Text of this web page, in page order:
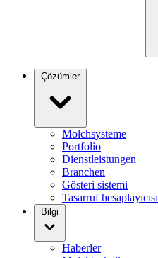
Çözümler
Molchsysteme
Portfolio
Dienstleistungen
Branchen
Gösteri sistemi
Tasarruf hesaplayıcısı
Bilgi
Haberler